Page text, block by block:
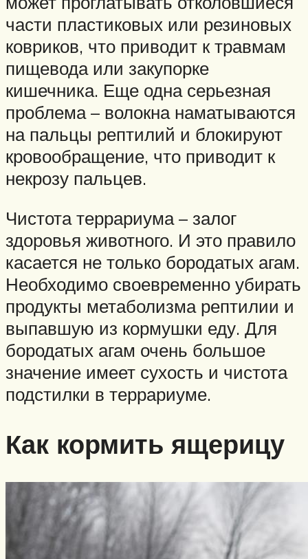
части пластиковых или резиновых
ковриков, что приводит к травмам
пищевода или закупорке
кишечника. Еще одна серьезная
проблема – волокна наматываются
на пальцы рептилий и блокируют
кровообращение, что приводит к
некрозу пальцев.
Чистота террариума – залог
здоровья животного. И это правило
касается не только бородатых агам.
Необходимо своевременно убирать
продукты метаболизма рептилии и
выпавшую из кормушки еду. Для
бородатых агам очень большое
значение имеет сухость и чистота
подстилки в террариуме.
Как кормить ящерицу